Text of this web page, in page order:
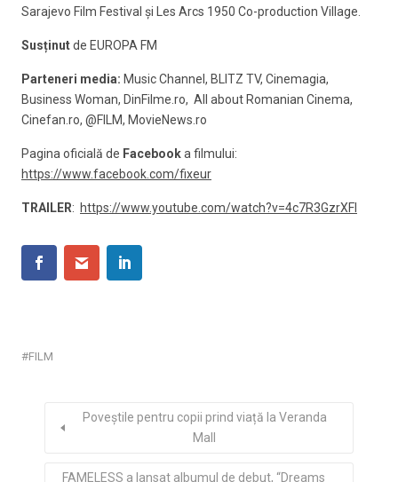
Sarajevo Film Festival și Les Arcs 1950 Co-production Village.
Susținutde EUROPA FM
Parteneri media: Music Channel, BLITZ TV, Cinemagia,
Business Woman, DinFilme.ro, All about Romanian Cinema,
Cinefan.ro, @FILM, MovieNews.ro
Pagina oficială de Facebooka filmului:
https://www.facebook.com/fixeur
TRAILER: https://www.youtube.com/watch?v=4c7R3GzrXFI
FILM
Poveștile pentru copii prind viață la Veranda
Mall
FAMELESS a lansat albumul de debut, “Dreams